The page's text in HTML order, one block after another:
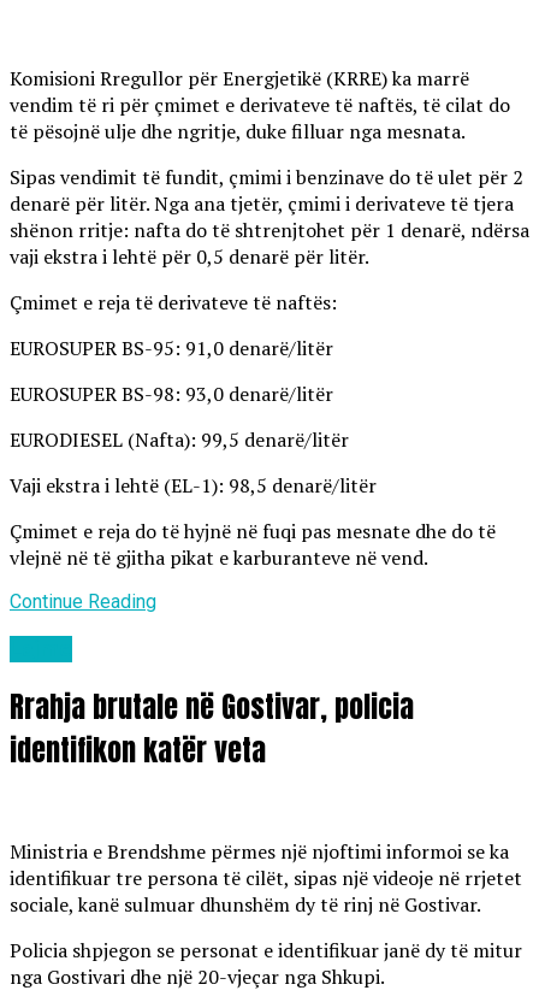
Komisioni Rregullor për Energjetikë (KRRE) ka marrë
vendim të ri për çmimet e derivateve të naftës, të cilat do
të pësojnë ulje dhe ngritje, duke filluar nga mesnata.
Sipas vendimit të fundit, çmimi i benzinave do të ulet për 2
denarë për litër. Nga ana tjetër, çmimi i derivateve të tjera
shënon rritje: nafta do të shtrenjtohet për 1 denarë, ndërsa
vaji ekstra i lehtë për 0,5 denarë për litër.
Çmimet e reja të derivateve të naftës:
EUROSUPER BS-95: 91,0 denarë/litër
EUROSUPER BS-98: 93,0 denarë/litër
EURODIESEL (Nafta): 99,5 denarë/litër
Vaji ekstra i lehtë (EL-1): 98,5 denarë/litër
Çmimet e reja do të hyjnë në fuqi pas mesnate dhe do të
vlejnë në të gjitha pikat e karburanteve në vend.
Continue Reading
Rrahja brutale në Gostivar, policia
identifikon katër veta
Ministria e Brendshme përmes një njoftimi informoi se ka
identifikuar tre persona të cilët, sipas një videoje në rrjetet
sociale, kanë sulmuar dhunshëm dy të rinj në Gostivar.
Policia shpjegon se personat e identifikuar janë dy të mitur
nga Gostivari dhe një 20-vjeçar nga Shkupi.